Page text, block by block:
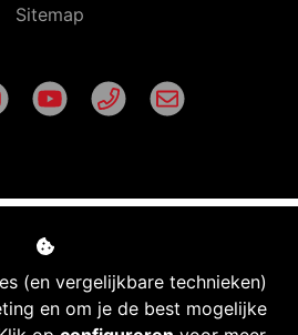
(en vergelijkbare technieken)
en om je de best mogelijke
Sitemap